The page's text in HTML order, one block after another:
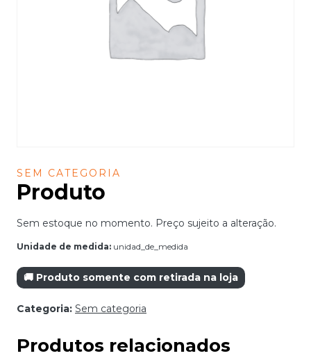
SEM CATEGORIA
Produto
Sem estoque no momento. Preço sujeito a alteração.
Unidade de medida: unidad_de_medida
🚚 Produto somente com retirada na loja
Categoria: Sem categoria
Produtos relacionados